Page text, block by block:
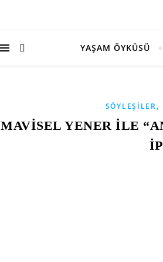
YAŞAM ÖYKÜSÜ
SÖYLEŞILER,
MAVİSEL YENER İLE